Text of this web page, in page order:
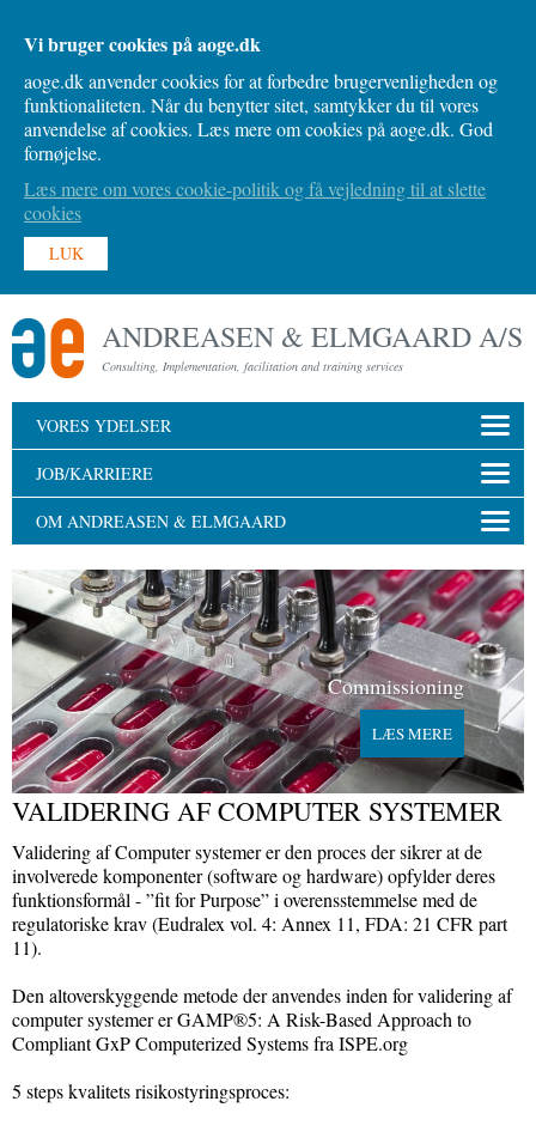
Vi bruger cookies på aoge.dk
aoge.dk anvender cookies for at forbedre brugervenligheden og
funktionaliteten. Når du benytter sitet, samtykker du til vores
anvendelse af cookies. Læs mere om cookies på aoge.dk. God
fornøjelse.
Læs mere om vores cookie-politik og få vejledning til at slette
cookies
LUK
ANDREASEN & ELMGAARD A/S
Consulting, Implementation, facilitation and training services
VORES YDELSER
JOB/KARRIERE
OM ANDREASEN & ELMGAARD
Commissioning
LÆS MERE
VALIDERING AF COMPUTER SYSTEMER
Validering af Computer systemer er den proces der sikrer at de
involverede komponenter (software og hardware) opfylder deres
funktionsformål - ”fit for Purpose” i overensstemmelse med de
regulatoriske krav (Eudralex vol. 4: Annex 11, FDA: 21 CFR part
11).
Den altoverskyggende metode der anvendes inden for validering af
computer systemer er GAMP®5: A Risk-Based Approach to
Compliant GxP Computerized Systems fra ISPE.org
5 steps kvalitets risikostyringsproces: